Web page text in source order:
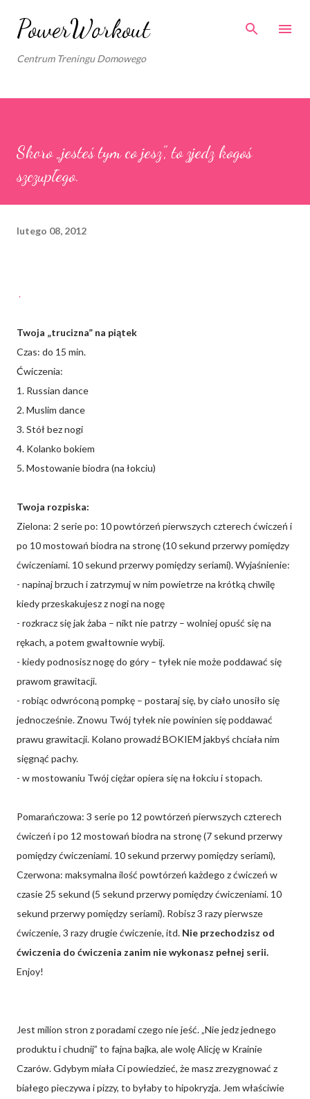
Przejdź do głównej zawartości
PowerWorkout
Centrum Treningu Domowego
Skoro „jesteś tym co jesz”, to zjedz kogoś
szczupłego.
lutego 08, 2012
.
Twoja „trucizna” na piątek
Czas: do 15 min.
Ćwiczenia:
1. Russian dance
2. Muslim dance
3. Stół bez nogi
4. Kolanko bokiem
5. Mostowanie biodra (na łokciu)
Twoja rozpiska:
Zielona: 2 serie po: 10 powtórzeń pierwszych czterech ćwiczeń i
po 10 mostowań biodra na stronę (10 sekund przerwy pomiędzy
ćwiczeniami. 10 sekund przerwy pomiędzy seriami). Wyjaśnienie:
- napinaj brzuch i zatrzymuj w nim powietrze na krótką chwilę
kiedy przeskakujesz z nogi na nogę
- rozkracz się jak żaba – nikt nie patrzy – wolniej opuść się na
rękach, a potem gwałtownie wybij.
- kiedy podnosisz nogę do góry – tyłek nie może poddawać się
prawom grawitacji.
- robiąc odwróconą pompkę – postaraj się, by ciało unosiło się
jednocześnie. Znowu Twój tyłek nie powinien się poddawać
prawu grawitacji. Kolano prowadź BOKIEM jakbyś chciała nim
sięgnąć pachy.
- w mostowaniu Twój ciężar opiera się na łokciu i stopach.
Pomarańczowa: 3 serie po 12 powtórzeń pierwszych czterech
ćwiczeń i po 12 mostowań biodra na stronę (7 sekund przerwy
pomiędzy ćwiczeniami. 10 sekund przerwy pomiędzy seriami),
Czerwona: maksymalna ilość powtórzeń każdego z ćwiczeń w
czasie 25 sekund (5 sekund przerwy pomiędzy ćwiczeniami. 10
sekund przerwy pomiędzy seriami). Robisz 3 razy pierwsze
ćwiczenie, 3 razy drugie ćwiczenie, itd. Nie przechodzisz od
ćwiczenia do ćwiczenia zanim nie wykonasz pełnej serii.
Enjoy!
Jest milion stron z poradami czego nie jeść. „Nie jedz jednego
produktu i chudnij” to fajna bajka, ale wolę Alicję w Krainie
Czarów. Gdybym miała Ci powiedzieć, że masz zrezygnować z
białego pieczywa i pizzy, to byłaby to hipokryzja. Jem właściwie